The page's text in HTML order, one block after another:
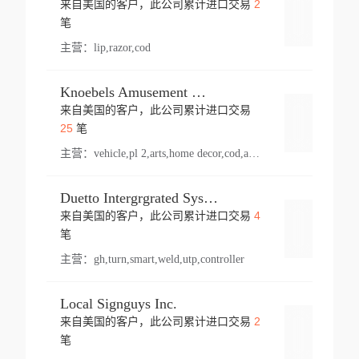
来自美国的客户，此公司累计进口交易 2
笔
主营： lip,razor,cod
Knoebels Amusement Resort
来自美国的客户，此公司累计进口交易
25笔
主营： vehicle,pl 2,arts,home decor,cod,amusement ride,sea
Duetto Intergrgrated Systems Inc.
来自美国的客户，此公司累计进口交易 4
笔
主营： gh,turn,smart,weld,utp,controller
Local Signguys Inc.
来自美国的客户，此公司累计进口交易 2
笔